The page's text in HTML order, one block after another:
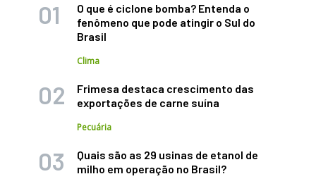
O que é ciclone bomba? Entenda o
fenômeno que pode atingir o Sul do
Brasil
Clima
Frimesa destaca crescimento das
exportações de carne suína
Pecuária
Quais são as 29 usinas de etanol de
milho em operação no Brasil?